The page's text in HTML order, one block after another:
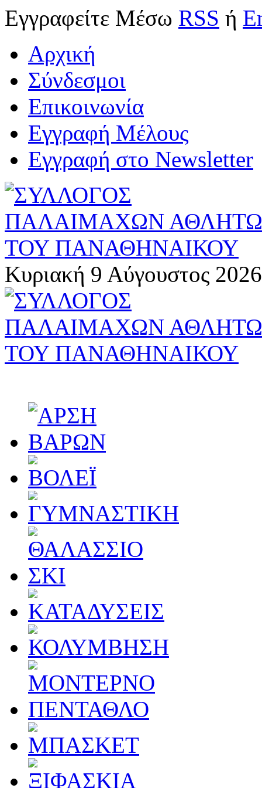
Εγγραφείτε Μέσω RSS ή
Αρχική
Σύνδεσμοι
Επικοινωνία
Εγγραφή Μέλους
Εγγραφή στο Newsletter
Κυριακή 9 Αύγουστος